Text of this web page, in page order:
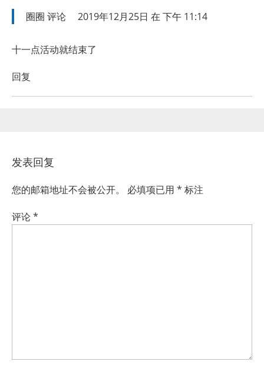
圈圈 评论 2019年12月25日 在 下午 11:14
十一点活动就结束了
回复
发表回复
您的邮箱地址不会被公开。 必填项已用 * 标注
评论*